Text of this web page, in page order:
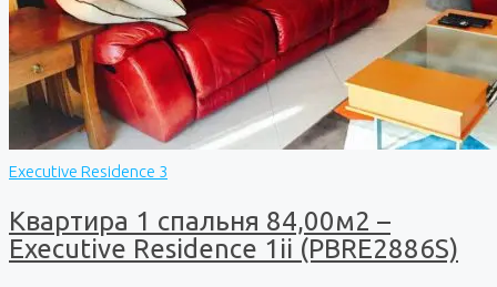
Executive Residence 3
Квартира 1 спальня 84,00м2 –
Executive Residence 1ii (PBRE2886S)